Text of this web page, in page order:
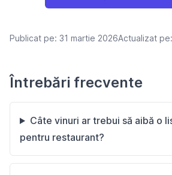
Publicat pe: 31 martie 2026Actualizat pe:
Întrebări frecvente
Câte vinuri ar trebui să aibă o
pentru restaurant?